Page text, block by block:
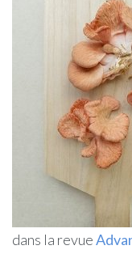
dans la revue